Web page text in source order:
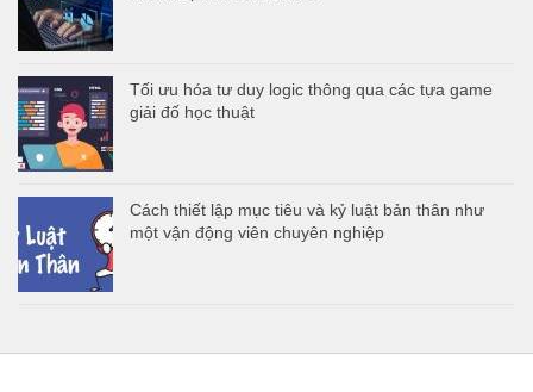
Tối ưu hóa tư duy logic thông qua các tựa game
giải đố học thuật
Cách thiết lập mục tiêu và kỷ luật bản thân như
một vận động viên chuyên nghiệp